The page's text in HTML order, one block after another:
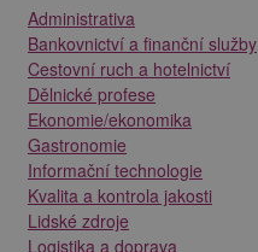
Administrativa
Bankovnictví a finanční služby
Cestovní ruch a hotelnictví
Dělnické profese
Ekonomie/ekonomika
Gastronomie
Informační technologie
Kvalita a kontrola jakosti
Lidské zdroje
Logistika a doprava